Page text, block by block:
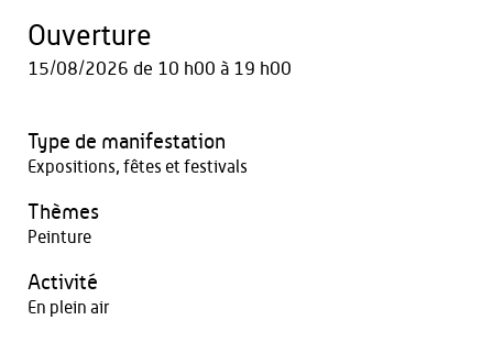
Ouverture
15/08/2026 de 10 h00 à 19 h00
Type de manifestation
Expositions, fêtes et festivals
Thèmes
Peinture
Activité
En plein air